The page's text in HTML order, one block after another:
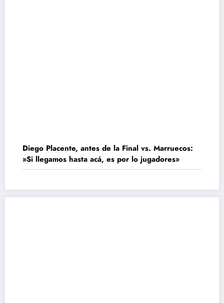
Diego Placente, antes de la Final vs. Marruecos:
»Si llegamos hasta acá, es por lo jugadores»